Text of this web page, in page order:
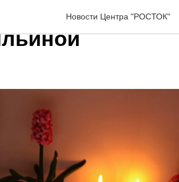
Новости Центра "РОСТОК"
массажа